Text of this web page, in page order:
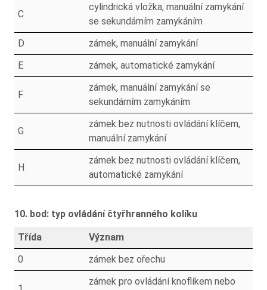
C
cylindrická vložka, manuální zamykání
se sekundárním zamykáním
D
zámek, manuální zamykání
E
zámek, automatické zamykání
F
zámek, manuální zamykání se
sekundárním zamykáním
G
zámek bez nutnosti ovládání klíčem,
manuální zamykání
H
zámek bez nutnosti ovládání klíčem,
automatické zamykání
10. bod: typ ovládání čtyřhranného kolíku
Třída
Význam
0
zámek bez ořechu
zámek pro ovládání knoflíkem nebo